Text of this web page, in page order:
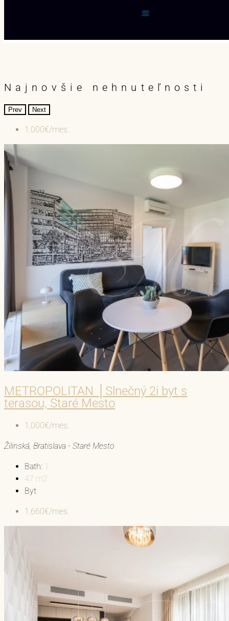
Najnovšie nehnuteľnosti
Prev Next
1,000€/mes.
METROPOLITAN │Slnečný 2i byt s
terasou, Staré Mesto
1,000€/mes.
Žilinská, Bratislava - Staré Mesto
Bath: 1
47 m2
Byt
1,660€/mes.